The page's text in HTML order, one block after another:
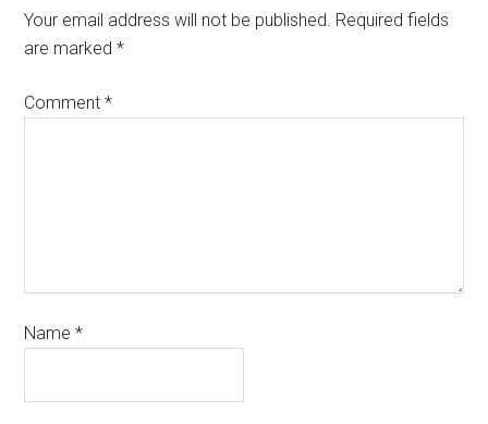
Your email address will not be published. Required fields
are marked*
Comment*
Name*